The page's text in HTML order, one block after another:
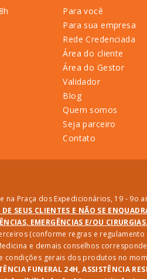
Para você
Para sua empresa
Rede Credenciada
Área do cliente
Área do Gestor
Validador
Blog
Quem somos
Seja parceiro
Contato
Praça dos Expedicionários, 19 - 9o
SEUS CLIENTES E NÃO SE
EMERGÊNCIAS E/OU CIRURGIAS.
(conforme regras e
e demais conselhos
condições gerais dos produtos no
FUNERAL 24H, ASSISTÊNCIA